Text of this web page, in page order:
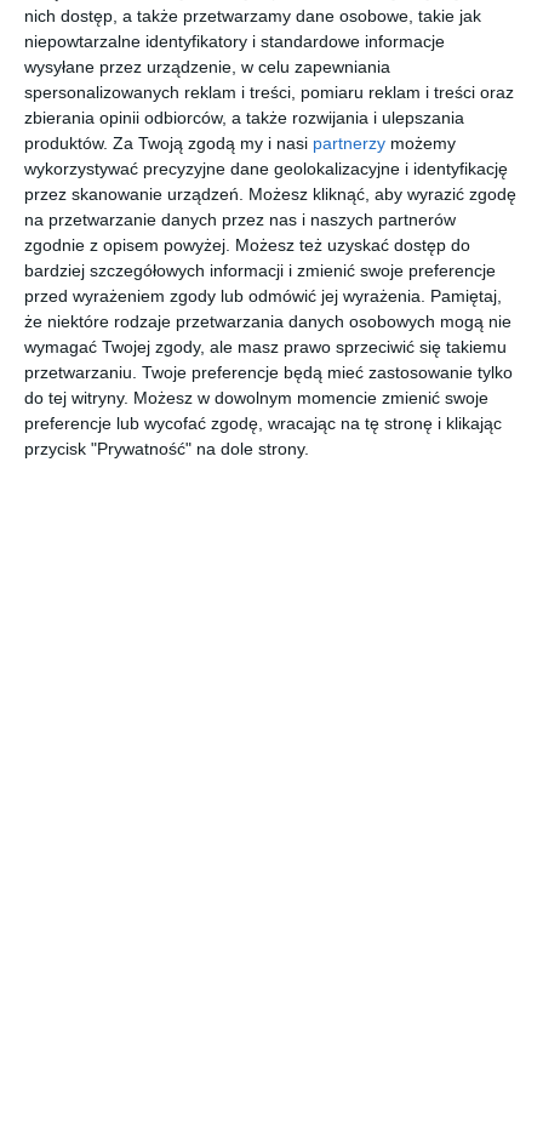
nich dostęp, a także przetwarzamy dane osobowe, takie jak
niepowtarzalne identyfikatory i standardowe informacje
wysyłane przez urządzenie, w celu zapewniania
spersonalizowanych reklam i treści, pomiaru reklam i treści oraz
zbierania opinii odbiorców, a także rozwijania i ulepszania
produktów. Za Twoją zgodą my i nasi partnerzy możemy
wykorzystywać precyzyjne dane geolokalizacyjne i identyfikację
przez skanowanie urządzeń. Możesz kliknąć, aby wyrazić zgodę
na przetwarzanie danych przez nas i naszych partnerów
zgodnie z opisem powyżej. Możesz też uzyskać dostęp do
bardziej szczegółowych informacji i zmienić swoje preferencje
przed wyrażeniem zgody lub odmówić jej wyrażenia.
Pamiętaj,
że niektóre rodzaje przetwarzania danych osobowych mogą nie
wymagać Twojej zgody, ale masz prawo sprzeciwić się takiemu
przetwarzaniu. Twoje preferencje będą mieć zastosowanie tylko
do tej witryny. Możesz w dowolnym momencie zmienić swoje
preferencje lub wycofać zgodę, wracając na tę stronę i klikając
przycisk "Prywatność" na dole strony.
gdy zapełnił się starszy, znajdujący się przy ul. Młynarskiej.
Pierwotnie służył głównie jako miejsce pochówku pochodzących
z Azji Środkowej żołnierzy Cesarstwa Rosyjskiego,
stacjonujących w Warszawie, potem zaczęto chować tam
cywilnych muzułmanów pochodzenia tatarskiego.
Odrestaurowana po zniszczeniach z czasu II wojny światowej
nekropolia znajduje się w rejestrze zabytków.
podziel się tweetnij kanał RSS wyślij link
Dziękujemy, że czytasz nasze artykuły. Chcesz na bieżąco
śledzić ważne sprawy w Twojej dzielnicy i w Warszawie?
Zapisz się do naszego newslettera